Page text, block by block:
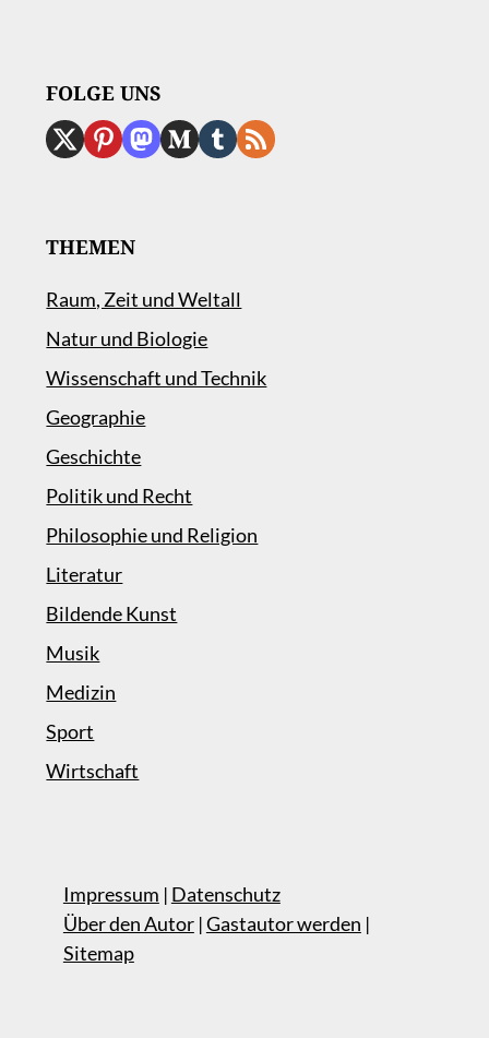
FOLGE UNS
THEMEN
Raum, Zeit und Weltall
Natur und Biologie
Wissenschaft und Technik
Geographie
Geschichte
Politik und Recht
Philosophie und Religion
Literatur
Bildende Kunst
Musik
Medizin
Sport
Wirtschaft
Impressum | Datenschutz
Über den Autor|Gastautor werden |
Sitemap